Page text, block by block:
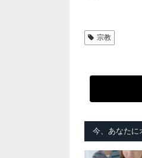
宗教
今、あなたに